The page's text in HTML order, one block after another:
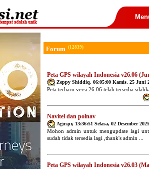
Forum (12839)
Peta GPS wilayah Indonesia v26.06
Zeppy Shiddiq, 06:05:00 Kamis, 25 Juni
Peta terbaru versi 26.06 telah tersedia
Navitel dan polnav
Aguspr, 13:36:51 Selasa, 02 Desember 2025
Mohon admin untuk mengupdate lagi
sudah tidak tersedia lagi ,thank's admin ...
Peta GPS wilayah Indonesia v26.03